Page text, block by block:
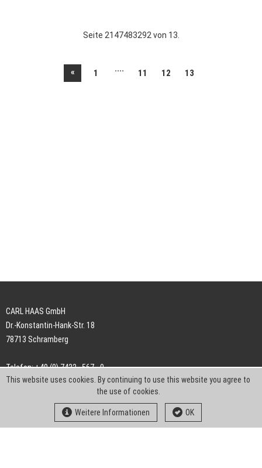
Seite 2147483292 von 13.
« 1 .... 11 12 13
CARL HAAS GmbH
Dr.-Konstantin-Hank-Str. 18
78713 Schramberg
Telefon: +49 (0) 7422 . 567 - 0
Telefax: +49 (0) 7422 . 567 - 239
info-ch@kern-liebers.com
This website uses cookies. By continuing to use this website you agree to
the use of cookies.
Weitere Informationen OK